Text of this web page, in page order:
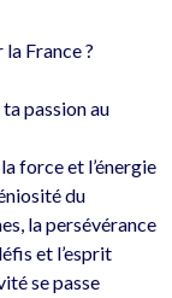
France ?
passion au
force et l’énergie
du
la persévérance
et l’esprit
se passe